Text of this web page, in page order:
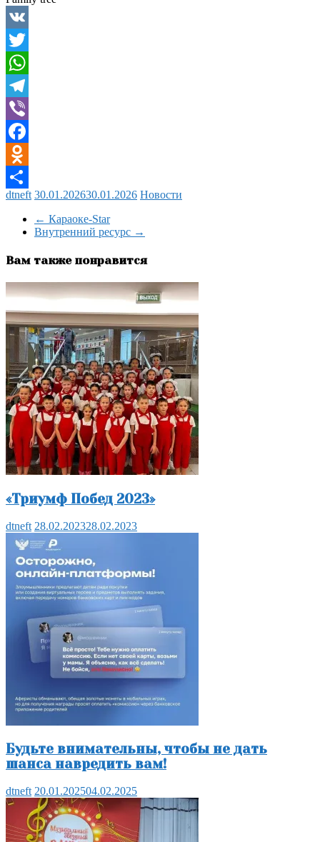
VK
Twitter
WhatsApp
Telegram
Viber
Facebook
Odnoklassniki
Отправить
dtneft 30.01.202630.01.2026 Новости
← Караоке-Star
Внутренний ресурс →
Вам также понравится
«Триумф Побед 2023»
dtneft 28.02.202328.02.2023
Будьте внимательны, чтобы не дать
шанса навредить вам!
dtneft 20.01.202504.02.2025